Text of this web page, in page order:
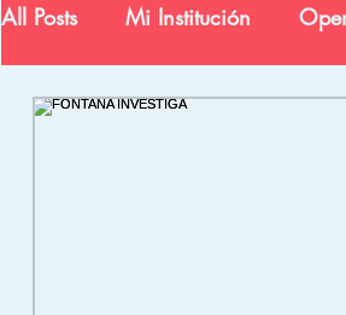
All Posts Mi Institución
Ciencia y Tecnología